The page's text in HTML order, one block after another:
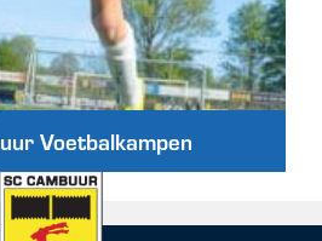
Voetbalkampen